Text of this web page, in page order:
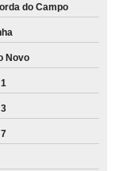
do Campo
Novo